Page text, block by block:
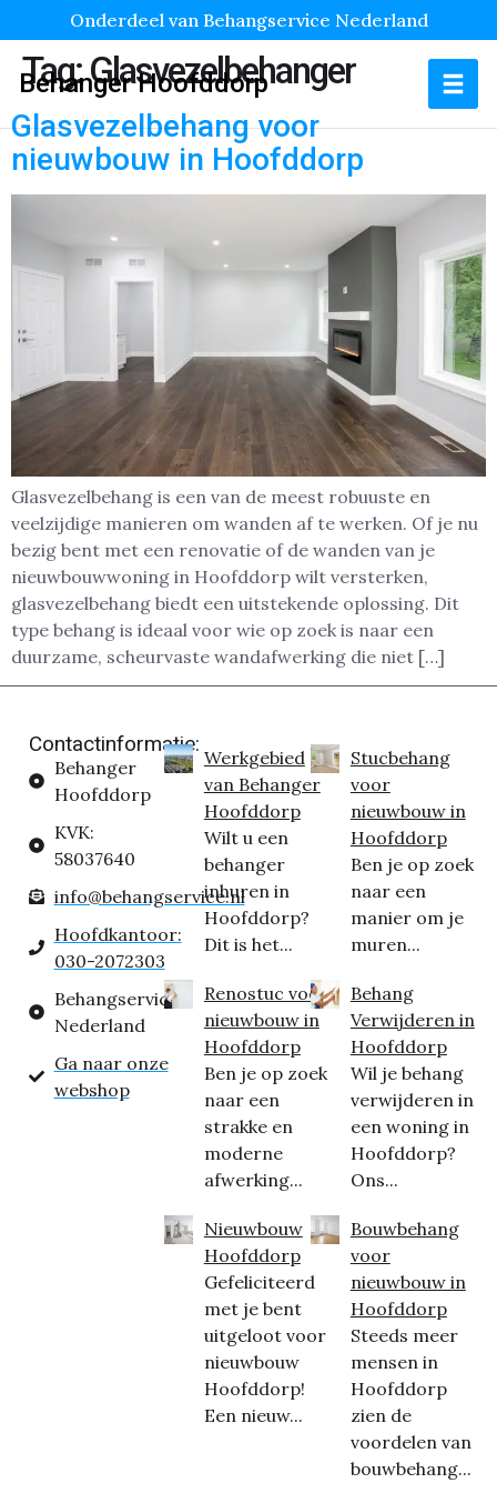
Onderdeel van Behangservice Nederland
Behanger Hoofddorp
Tag:Glasvezelbehanger
Glasvezelbehang voor
nieuwbouw in Hoofddorp
Glasvezelbehang is een van de meest robuuste en
veelzijdige manieren om wanden af te werken. Of je nu
bezig bent met een renovatie of de wanden van je
nieuwbouwwoning in Hoofddorp wilt versterken,
glasvezelbehang biedt een uitstekende oplossing. Dit
type behang is ideaal voor wie op zoek is naar een
duurzame, scheurvaste wandafwerking die niet […]
Contactinformatie:
Behanger
Hoofddorp
KVK:
58037640
info@behangservice.nl
Hoofdkantoor:
030-2072303
Behangservice
Nederland
Ga naar onze
webshop
Werkgebied
van Behanger
Hoofddorp
Wilt u een
behanger
inhuren in
Hoofddorp?
Dit is het...
Renostuc voor
nieuwbouw in
Hoofddorp
Ben je op zoek
naar een
strakke en
moderne
afwerking...
Nieuwbouw
Hoofddorp
Gefeliciteerd
met je bent
uitgeloot voor
nieuwbouw
Hoofddorp!
Een nieuw...
Stucbehang
voor
nieuwbouw in
Hoofddorp
Ben je op zoek
naar een
manier om je
muren...
Behang
Verwijderen in
Hoofddorp
Wil je behang
verwijderen in
een woning in
Hoofddorp?
Ons...
Bouwbehang
voor
nieuwbouw in
Hoofddorp
Steeds meer
mensen in
Hoofddorp
zien de
voordelen van
bouwbehang...